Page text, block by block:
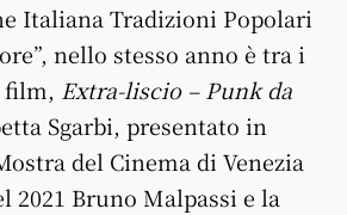
Italiana Tradizioni Popolari
nello stesso anno è tra i
film, Extra-liscio – Punk da
Sgarbi, presentato in
del Cinema di Venezia
2021 Bruno Malpassi e la